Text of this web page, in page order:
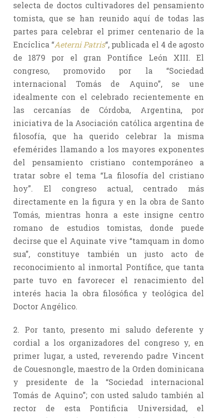
selecta de doctos cultivadores del pensamiento
tomista, que se han reunido aquí de todas las
partes para celebrar el primer centenario de la
Encíclica “Aeterni Patris“, publicada el 4 de agosto
de 1879 por el gran Pontífice León XIII. El
congreso, promovido por la “Sociedad
internacional Tomás de Aquino”, se une
idealmente con el celebrado recientemente en
las cercanías de Córdoba, Argentina, por
iniciativa de la Asociación católica argentina de
filosofía, que ha querido celebrar la misma
efemérides llamando a los mayores exponentes
del pensamiento cristiano contemporáneo a
tratar sobre el tema “La filosofía del cristiano
hoy”. El congreso actual, centrado más
directamente en la figura y en la obra de Santo
Tomás, mientras honra a este insigne centro
romano de estudios tomistas, donde puede
decirse que el Aquinate vive “tamquam in domo
sua”, constituye también un justo acto de
reconocimiento al inmortal Pontífice, que tanta
parte tuvo en favorecer el renacimiento del
interés hacia la obra filosófica y teológica del
Doctor Angélico.
2. Por tanto, presento mi saludo deferente y
cordial a los organizadores del congreso y, en
primer lugar, a usted, reverendo padre Vincent
de Couesnongle, maestro de la Orden dominicana
y presidente de la “Sociedad internacional
Tomás de Aquino”; con usted saludo también al
rector de esta Pontificia Universidad, el